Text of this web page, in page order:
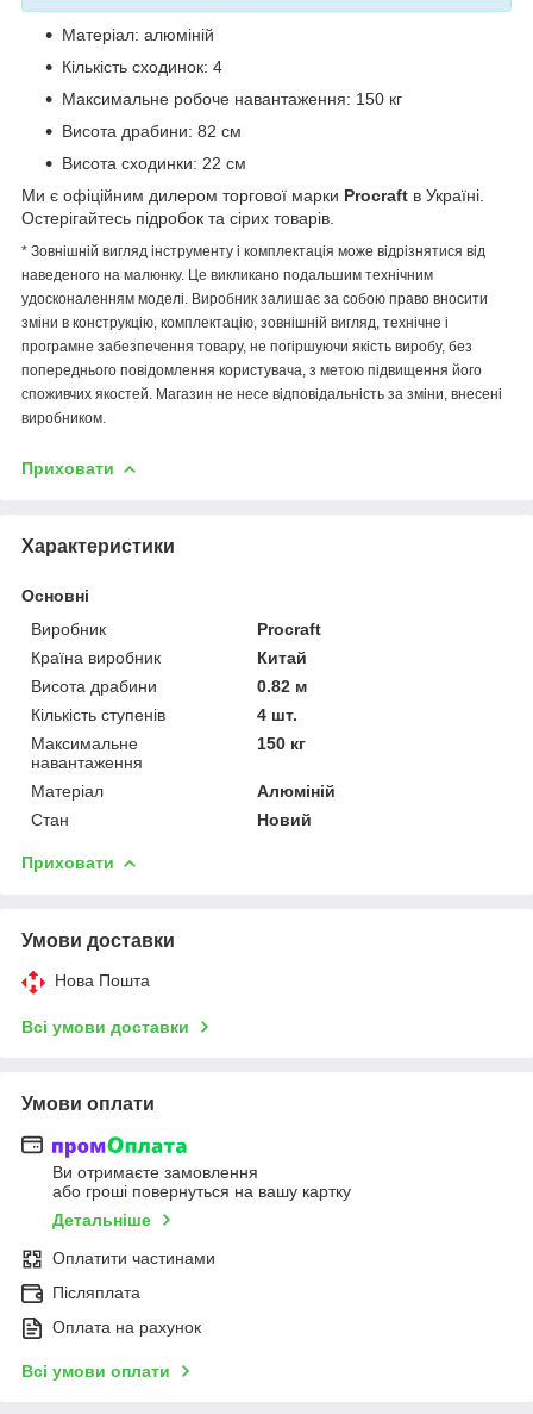
Матеріал: алюміній
Кількість сходинок: 4
Максимальне робоче навантаження: 150 кг
Висота драбини: 82 см
Висота сходинки: 22 см
Ми є офіційним дилером торгової марки Procraft в Україні.
Остерігайтесь підробок та сірих товарів.
* Зовнішній вигляд інструменту і комплектація може відрізнятися від
наведеного на малюнку. Це викликано подальшим технічним
удосконаленням моделі. Виробник залишає за собою право вносити
зміни в конструкцію, комплектацію, зовнішній вигляд, технічне і
програмне забезпечення товару, не погіршуючи якість виробу, без
попереднього повідомлення користувача, з метою підвищення його
споживчих якостей. Магазин не несе відповідальність за зміни, внесені
виробником.
Приховати
Характеристики
Основні
Виробник
Procraft
Країна виробник
Китай
Висота драбини
0.82 м
Кількість ступенів
4 шт.
Максимальне
навантаження
150 кг
Матеріал
Алюміній
Стан
Новий
Приховати
Умови доставки
Нова Пошта
Всі умови доставки
Умови оплати
Ви отримаєте замовлення
або гроші повернуться на вашу картку
Детальніше
Оплатити частинами
Післяплата
Оплата на рахунок
Всі умови оплати